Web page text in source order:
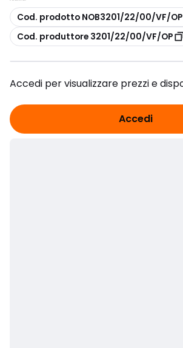
copia
Cod. prodotto NOB3201/22/00/VF/OP
copia
Cod. produttore 3201/22/00/VF/OP
Accedi per visualizzare prezzi e
Accedi